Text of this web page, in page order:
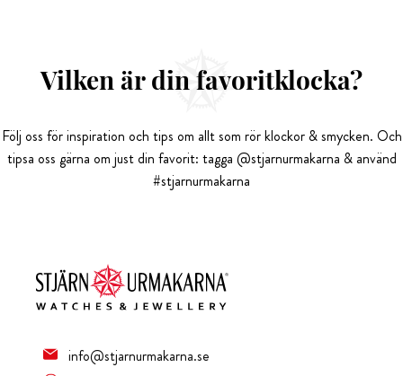
Vilken är din favoritklocka?
Följ oss för inspiration och tips om allt som rör klockor & smycken. Och
tipsa oss gärna om just din favorit: tagga @stjarnurmakarna & använd
#stjarnurmakarna
info@stjarnurmakarna.se